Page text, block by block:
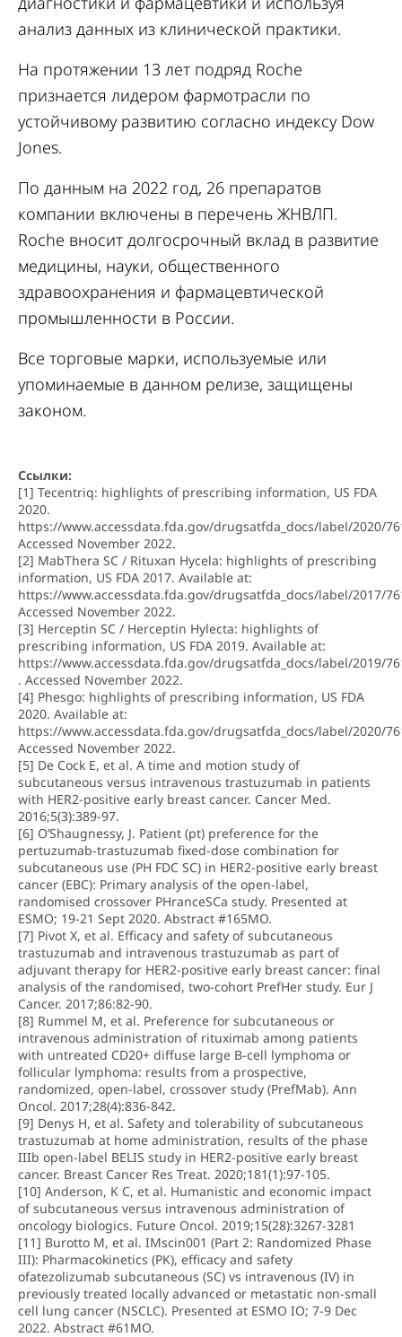
анализ данных из клинической практики.
На протяжении 13 лет подряд Roche
признается лидером фармотрасли по
устойчивому развитию согласно индексу Dow
Jones.
По данным на 2022 год, 26 препаратов
компании включены в перечень ЖНВЛП.
Roche вносит долгосрочный вклад в развитие
медицины, науки, общественного
здравоохранения и фармацевтической
промышленности в России.
Все торговые марки, используемые или
упоминаемые в данном релизе, защищены
законом.
Ссылки:
[1] Tecentriq: highlights of prescribing information, US FDA
2020.
https://www.accessdata.fda.gov/drugsatfda_docs/label/2020/
Accessed November 2022.
[2] MabThera SC / Rituxan Hycela: highlights of prescribing
information, US FDA 2017. Available at:
https://www.accessdata.fda.gov/drugsatfda_docs/label/2017/
Accessed November 2022.
[3] Herceptin SC / Herceptin Hylecta: highlights of
prescribing information, US FDA 2019. Available at:
https://www.accessdata.fda.gov/drugsatfda_docs/label/2019/
. Accessed November 2022.
[4] Phesgo: highlights of prescribing information, US FDA
2020. Available at:
https://www.accessdata.fda.gov/drugsatfda_docs/label/2020/
Accessed November 2022.
[5] De Cock E, et al. A time and motion study of
subcutaneous versus intravenous trastuzumab in patients
with HER2-positive early breast cancer. Cancer Med.
2016;5(3):389-97.
[6] O’Shaugnessy, J. Patient (pt) preference for the
pertuzumab-trastuzumab fixed-dose combination for
subcutaneous use (PH FDC SC) in HER2-positive early breast
cancer (EBC): Primary analysis of the open-label,
randomised crossover PHranceSCa study. Presented at
ESMO; 19-21 Sept 2020. Abstract #165MO.
[7] Pivot X, et al. Efficacy and safety of subcutaneous
trastuzumab and intravenous trastuzumab as part of
adjuvant therapy for HER2-positive early breast cancer: final
analysis of the randomised, two-cohort PrefHer study. Eur J
Cancer. 2017;86:82-90.
[8] Rummel M, et al. Preference for subcutaneous or
intravenous administration of rituximab among patients
with untreated CD20+ diffuse large B-cell lymphoma or
follicular lymphoma: results from a prospective,
randomized, open-label, crossover study (PrefMab). Ann
Oncol. 2017;28(4):836-842.
[9] Denys H, et al. Safety and tolerability of subcutaneous
trastuzumab at home administration, results of the phase
IIIb open-label BELIS study in HER2-positive early breast
cancer. Breast Cancer Res Treat. 2020;181(1):97-105.
[10] Anderson, K C, et al. Humanistic and economic impact
of subcutaneous versus intravenous administration of
oncology biologics. Future Oncol. 2019;15(28):3267-3281
[11] Burotto M, et al. IMscin001 (Part 2: Randomized Phase
III): Pharmacokinetics (PK), efficacy and safety
ofatezolizumab subcutaneous (SC) vs intravenous (IV) in
previously treated locally advanced or metastatic non-small
cell lung cancer (NSCLC). Presented at ESMO IO; 7-9 Dec
2022. Abstract #61MO.